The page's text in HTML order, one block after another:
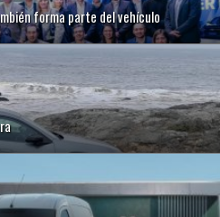
forma parte del vehículo